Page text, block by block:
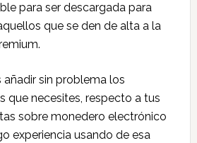
para ser descargada para
que se den de alta a la
añadir sin problema los
que necesites, respecto a tus
sobre monedero electrónico
experiencia usando de esa